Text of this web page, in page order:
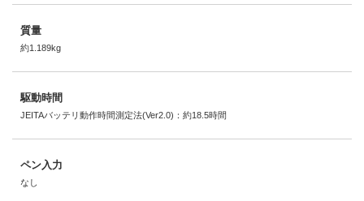
質量
約1.189kg
駆動時間
JEITAバッテリ動作時間測定法(Ver2.0)：約18.5時間
ペン入力
なし